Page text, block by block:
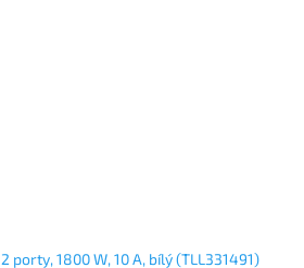
porty, 1800 W, 10 A, bílý (TLL331491)